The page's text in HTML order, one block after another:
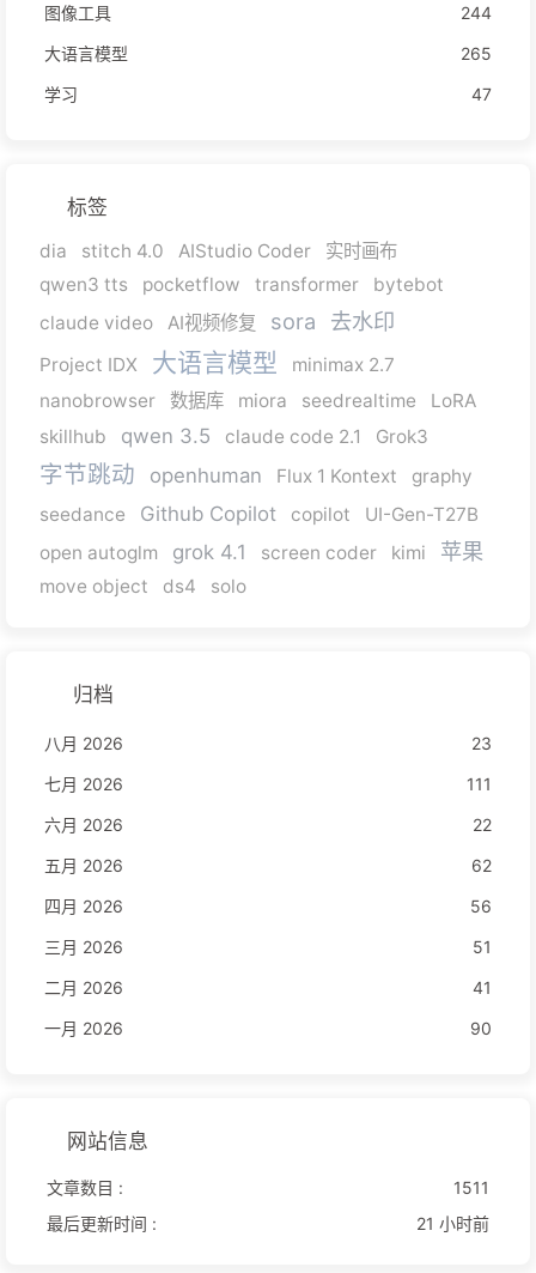
图像工具
244
大语言模型
265
学习
47
标签
dia stitch 4.0 AIStudio Coder
实时画布
qwen3 tts
pocketflow transformer
bytebot
claude video
AI视频修复 sora 去水印
Project IDX 大语言模型
minimax 2.7
nanobrowser
数据库 miora seedrealtime
LoRA
skillhub
qwen 3.5 claude code 2.1 Grok3
字节跳动 openhuman Flux 1 Kontext
graphy
seedance
Github Copilot copilot
UI-Gen-T27B
open autoglm
grok 4.1 screen coder kimi 苹果
move object ds4 solo
归档
八月 2026
23
七月 2026
111
六月 2026
22
五月 2026
62
四月 2026
56
三月 2026
51
二月 2026
41
一月 2026
90
网站信息
文章数目 :
1511
最后更新时间 :
21 小时前